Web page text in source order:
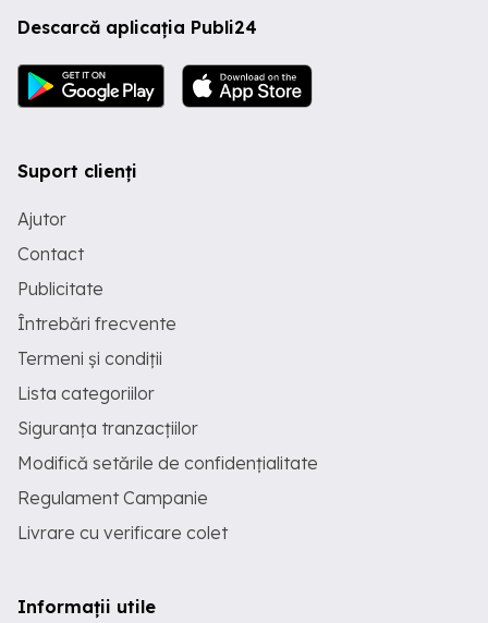
Descarcă aplicația Publi24
Suport clienți
Ajutor
Contact
Publicitate
Întrebări frecvente
Termeni și condiții
Lista categoriilor
Siguranța tranzacțiilor
Modifică setările de confidențialitate
Regulament Campanie
Livrare cu verificare colet
Informații utile